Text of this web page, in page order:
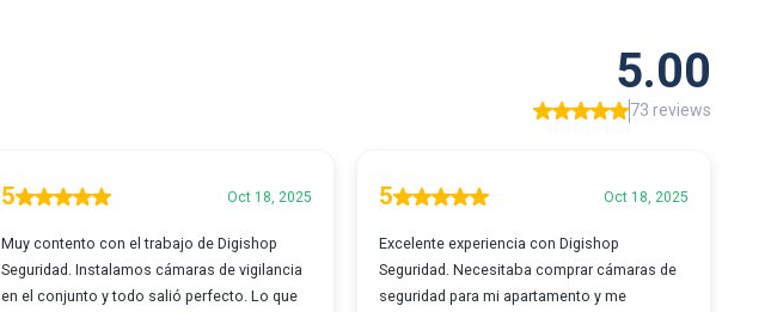
5.00
73 reviews
5 Oct 18, 2025
Muy contento con el trabajo de Digishop
Seguridad. Instalamos cámaras de vigilancia
en el conjunto y todo salió perfecto. Lo que
5 Oct 18, 2025
Excelente experiencia con Digishop
Seguridad. Necesitaba comprar cámaras de
seguridad para mi apartamento y me